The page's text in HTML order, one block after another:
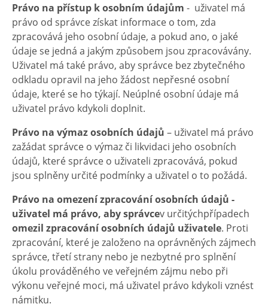
Právo na přístup k osobním údajům - uživatel má
právo od správce získat informace o tom, zda
zpracovává jeho osobní údaje, a pokud ano, o jaké
údaje se jedná a jakým způsobem jsou zpracovávány.
Uživatel má také právo, aby správce bez zbytečného
odkladu opravil na jeho žádost nepřesné osobní
údaje, které se ho týkají. Neúplné osobní údaje má
uživatel právo kdykoli doplnit.
Právo na výmazosobních údajů – uživatel má právo
zažádat správce o výmaz či likvidaci jeho osobních
údajů, které správce o uživateli zpracovává, pokud
jsou splněny určité podmínky a uživatel o to požádá.
Právo na omezení zpracování osobních údajů -
uživatel má právo, aby správcev určitýchpřípadech
omezil zpracování osobních údajů uživatele. Proti
zpracování, které je založeno na oprávněných zájmech
správce, třetí strany nebo je nezbytné pro splnění
úkolu prováděného ve veřejném zájmu nebo při
výkonu veřejné moci, má uživatel právo kdykoli vznést
námitku.